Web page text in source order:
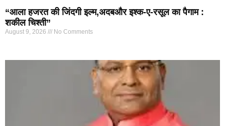
“आला हजरत की जिंदगी इल्म,अदबऔर इश्क-ए-रसूल का पैगाम :
शकील चिश्ती”
August 9, 2026 No Comments